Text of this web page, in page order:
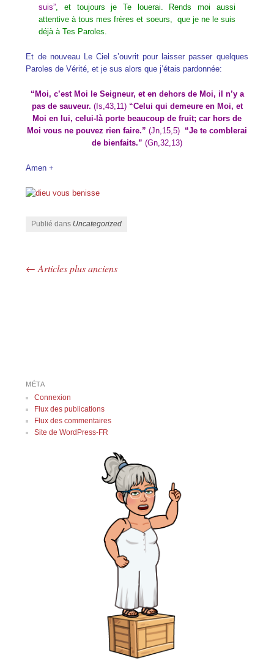
suis” , et toujours je Te louerai. Rends moi aussi
attentive à tous mes frères et soeurs, que je ne le suis
déjà à Tes Paroles.
Et de nouveau Le Ciel s’ouvrit pour laisser passer quelques
Paroles de Vérité, et je sus alors que j’étais pardonnée:
“Moi, c’est Moi le Seigneur, et en dehors de Moi, il n’y a
pas de sauveur. (Is,43,11) “Celui qui demeure en Moi, et
Moi en lui, celui-là porte beaucoup de fruit; car hors de
Moi vous ne pouvez rien faire.” (Jn,15,5) “Je te comblerai
de bienfaits.” (Gn,32,13)
Amen +
Publié dans Uncategorized
Navigation des articles
← Articles plus anciens
MÉTA
Connexion
Flux des publications
Flux des commentaires
Site de WordPress-FR